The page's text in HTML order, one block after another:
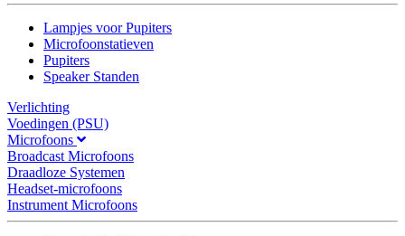
Lampjes voor Pupiters
Microfoonstatieven
Pupiters
Speaker Standen
Verlichting
Voedingen (PSU)
Microfoons
Broadcast Microfoons
Draadloze Systemen
Headset-microfoons
Instrument Microfoons